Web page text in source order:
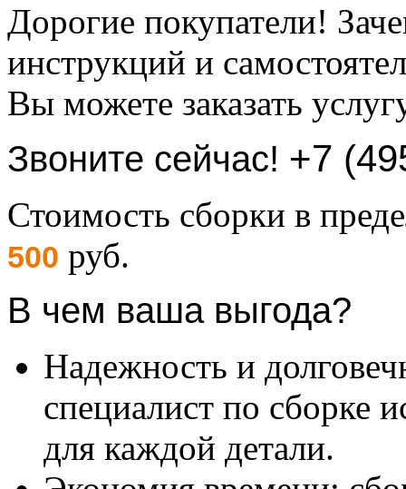
Дорогие покупатели!
инструкций и
Вы можете заказать
Звоните сейчас! +7
Стоимость сборки в
500 руб.
В чем ваша выгода?
Надежность и
специалист по сборке
для каждой детали.